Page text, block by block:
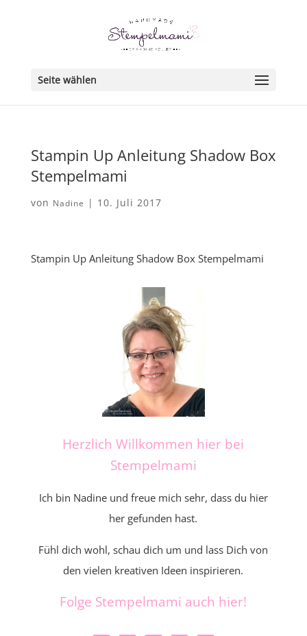
Seite wählen
Stampin Up Anleitung Shadow Box
Stempelmami
von Nadine | 10. Juli 2017
Stampin Up Anleitung Shadow Box Stempelmami
Herzlich Willkommen hier bei
Stempelmami
Ich bin Nadine und freue mich sehr, dass du hier
her gefunden hast.
Fühl dich wohl, schau dich um und lass Dich von
den vielen kreativen Ideen inspirieren.
Folge Stempelmami auch hier!